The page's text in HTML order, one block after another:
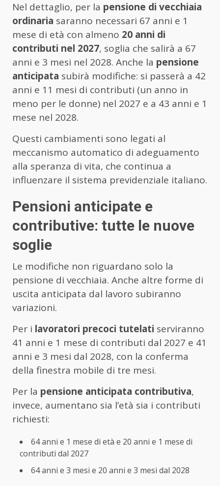
Nel dettaglio, per la pensione di vecchiaia
ordinaria saranno necessari 67 anni e 1
mese di età con almeno 20 anni di
contributi nel 2027, soglia che salirà a 67
anni e 3 mesi nel 2028. Anche la pensione
anticipata subirà modifiche: si passerà a 42
anni e 11 mesi di contributi (un anno in
meno per le donne) nel 2027 e a 43 anni e 1
mese nel 2028.
Questi cambiamenti sono legati al
meccanismo automatico di adeguamento
alla speranza di vita, che continua a
influenzare il sistema previdenziale italiano.
Pensioni anticipate e
contributive: tutte le nuove
soglie
Le modifiche non riguardano solo la
pensione di vecchiaia. Anche altre forme di
uscita anticipata dal lavoro subiranno
variazioni.
Per i lavoratori precoci tutelati serviranno
41 anni e 1 mese di contributi dal 2027 e 41
anni e 3 mesi dal 2028, con la conferma
della finestra mobile di tre mesi.
Per la pensione anticipata contributiva,
invece, aumentano sia l’età sia i contributi
richiesti:
64 anni e 1 mese di età e 20 anni e 1 mese di
contributi dal 2027
64 anni e 3 mesi e 20 anni e 3 mesi dal 2028